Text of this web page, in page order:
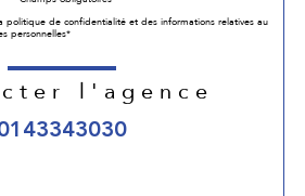
politique de confidentialité et des informations relatives au
personnelles*
l'agence